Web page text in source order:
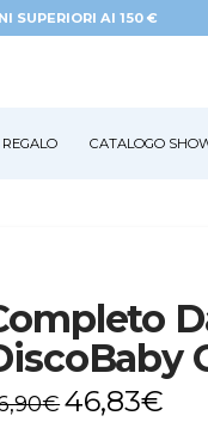
SUPERIORI AI 150 €
CATALOGO
€46,83€